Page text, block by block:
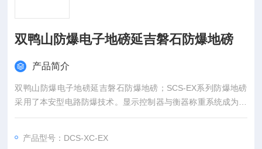
双鸭山防爆电子地磅延吉磐石防爆地磅
产品简介
双鸭山防爆电子地磅延吉磐石防爆地磅；SCS-EX系列防爆地磅
采用了本安型电路防爆技术。显示控制器与衡器称重系统成为分
体式结构。具有体积小、重量轻、移动维修方便、安全可靠、价
产品型号：DCS-XC-EX